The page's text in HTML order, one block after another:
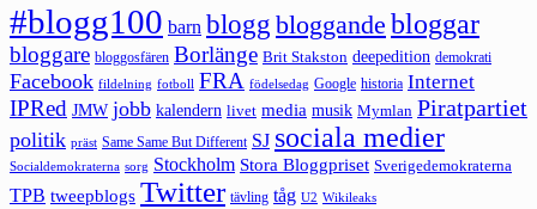
#blogg100 barn blogg bloggande bloggar
bloggare bloggosfären Borlänge Brit Stakston deepedition demokrati
Facebook fildelning fotboll FRA födelsedag Google historia Internet
IPRed JMW jobb kalendern livet media musik Mymlan Piratpartiet
politik präst Same Same But Different SJ sociala medier
Socialdemokraterna sorg Stockholm Stora Bloggpriset Sverigedemokraterna
TPB tweepblogs Twitter tävling tåg U2 Wikileaks